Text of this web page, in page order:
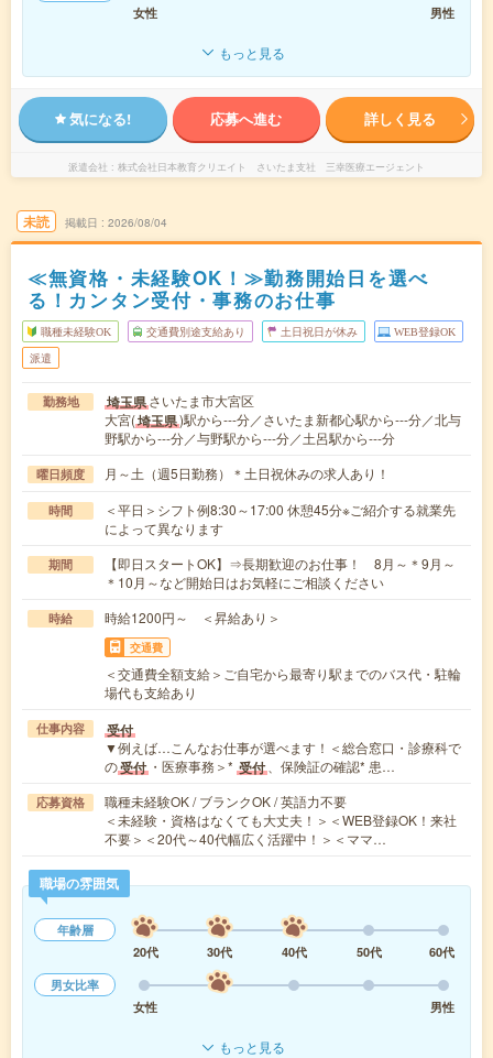
女性
男性
もっと見る
気になる! 応募へ進む 詳しく見る
派遣会社 株式会社日本教育クリエイト さいたま支社 三幸医療エージェント
未読 掲載日 2026/08/04
≪無資格・未経験OK！≫勤務開始日を選べ
る！カンタン受付・事務のお仕事
職種未経験OK 交通費別途支給あり 土日祝日が休み WEB登録OK
派遣
勤務地 埼玉県さいたま市大宮区
大宮(埼玉県)駅から---分／さいたま新都心駅から---分／北与
野駅から---分／与野駅から---分／土呂駅から---分
曜日頻度 月～土（週5日勤務）＊土日祝休みの求人あり！
時間
＜平日＞シフト例8:30～17:00 休憩45分※ご紹介する就業先
によって異なります
期間
【即日スタートOK】⇒長期歓迎のお仕事！ 8月～＊9月～
＊10月～など開始日はお気軽にご相談ください
時給 時給1200円～ ＜昇給あり＞
交通費
＜交通費全額支給＞ご自宅から最寄り駅までのバス代・駐輪
場代も支給あり
仕事内容 受付
▼例えば…こんなお仕事が選べます！＜総合窓口・診療科で
の受付 ・医療事務＞* 受付 、保険証の確認* 患…
応募資格
職種未経験OK / ブランクOK / 英語力不要
＜未経験・資格はなくても大丈夫！＞＜WEB登録OK！来社
不要＞＜20代～40代幅広く活躍中！＞＜ママ…
職場の雰囲気
年齢層
20代
30代 40代 50代
60代
男女比率
女性
男性
もっと見る